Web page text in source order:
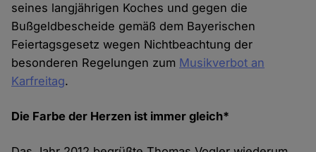
seines langjährigen Koches und gegen die
Bußgeldbescheide gemäß dem Bayerischen
Feiertagsgesetz wegen Nichtbeachtung der
besonderen Regelungen zum Musikverbot an
Karfreitag.
Die Farbe der Herzen ist immer gleich*